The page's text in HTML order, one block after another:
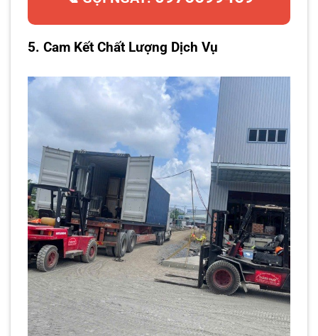
5. Cam Kết Chất Lượng Dịch Vụ